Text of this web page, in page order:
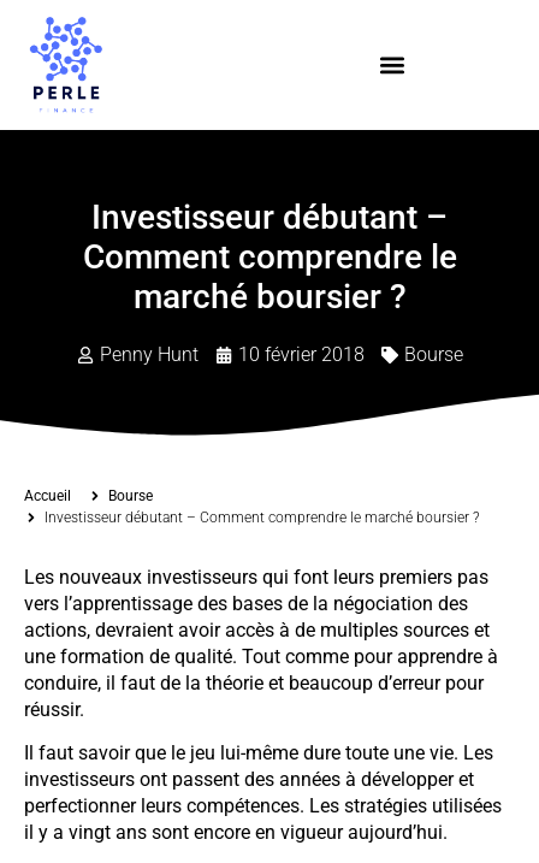
Investisseur débutant –
Comment comprendre le
marché boursier ?
Penny Hunt 10 février 2018 Bourse
Accueil
Bourse
Investisseur débutant – Comment comprendre le marché boursier ?
Les nouveaux investisseurs qui font leurs premiers pas
vers l’apprentissage des bases de la négociation des
actions, devraient avoir accès à de multiples sources et
une formation de qualité. Tout comme pour apprendre à
conduire, il faut de la théorie et beaucoup d’erreur pour
réussir.
Il faut savoir que le jeu lui-même dure toute une vie. Les
investisseurs ont passent des années à développer et
perfectionner leurs compétences. Les stratégies utilisées
il y a vingt ans sont encore en vigueur aujourd’hui.